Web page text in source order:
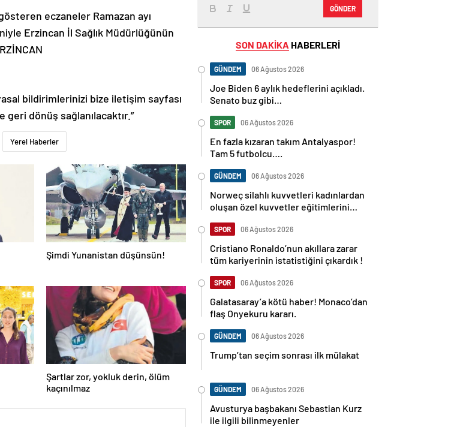
eczaneler Ramazan ayı
Erzincan İl Sağlık Müdürlüğünün
bildirimlerinizi bize iletişim sayfası
dönüş sağlanılacaktır.”
Yerel Haberler
Şimdi Yunanistan düşünsün!
Şartlar zor, yokluk derin, ölüm
kaçınılmaz
GÖNDER
SON DAKİKA HABERLERİ
GÜNDEM 06 Ağustos 2026
Joe Biden 6 aylık hedeflerini açıkladı.
Senato buz gibi…
SPOR 06 Ağustos 2026
En fazla kızaran takım Antalyaspor!
Tam 5 futbolcu….
GÜNDEM 06 Ağustos 2026
Norweç silahlı kuvvetleri kadınlardan
oluşan özel kuvvetler eğitimlerini
SPOR 06 Ağustos 2026
Cristiano Ronaldo’nun akıllara zarar
tüm kariyerinin istatistiğini çıkardık !
SPOR 06 Ağustos 2026
Galatasaray’a kötü haber! Monaco’dan
flaş Onyekuru kararı.
GÜNDEM 06 Ağustos 2026
Trump’tan seçim sonrası ilk mülakat
GÜNDEM 06 Ağustos 2026
Avusturya başbakanı Sebastian Kurz
ile ilgili bilinmeyenler